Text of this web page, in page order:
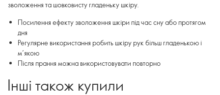
зволоження та шовковисту гладеньку шкіру.
Посилення ефекту зволоження шкіри під час сну або протягом
дня
Регулярне використання робить шкіру рук більш гладенькою і
м’якою
Після прання можна використовувати повторно
Інші також купили